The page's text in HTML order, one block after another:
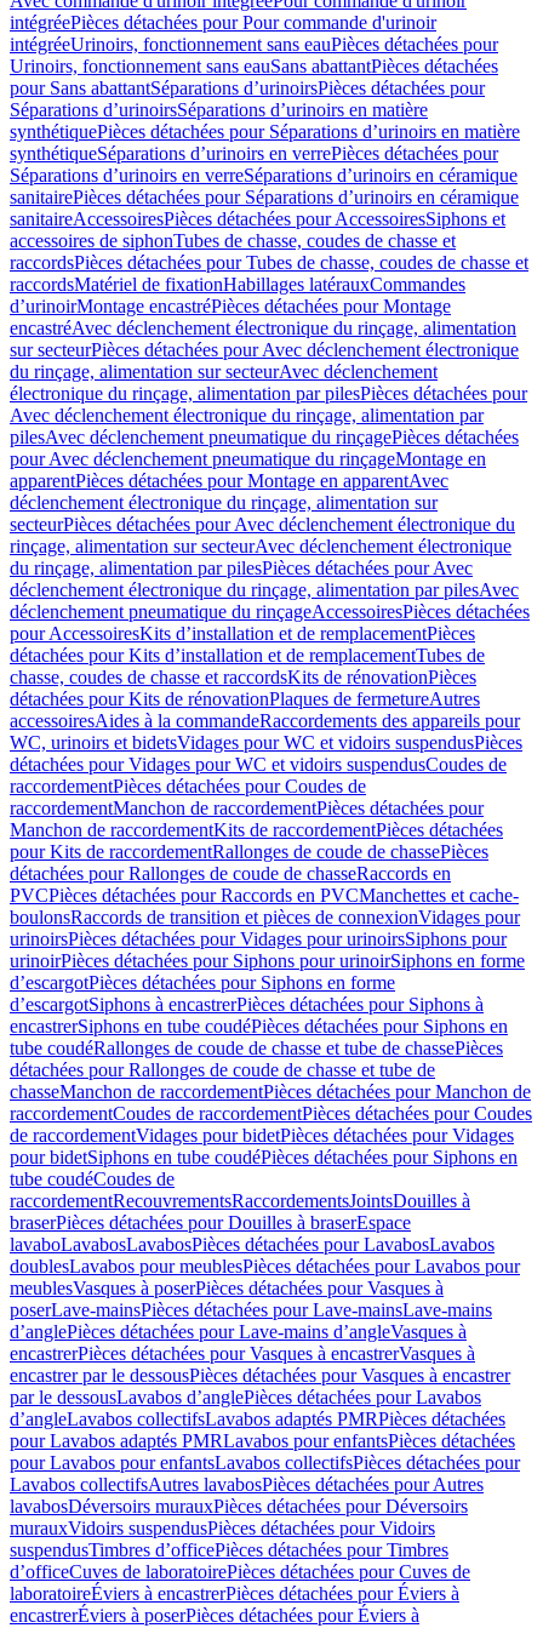
intégréePièces détachées pour Pour commande d'urinoir
intégréeUrinoirs, fonctionnement sans eauPièces détachées pour
Urinoirs, fonctionnement sans eauSans abattantPièces détachées
pour Sans abattantSéparations d’urinoirsPièces détachées pour
Séparations d’urinoirsSéparations d’urinoirs en matière
synthétiquePièces détachées pour Séparations d’urinoirs en matière
synthétiqueSéparations d’urinoirs en verrePièces détachées pour
Séparations d’urinoirs en verreSéparations d’urinoirs en céramique
sanitairePièces détachées pour Séparations d’urinoirs en céramique
sanitaireAccessoiresPièces détachées pour AccessoiresSiphons et
accessoires de siphonTubes de chasse, coudes de chasse et
raccordsPièces détachées pour Tubes de chasse, coudes de chasse et
raccordsMatériel de fixationHabillages latérauxCommandes
dʼurinoirMontage encastréPièces détachées pour Montage
encastréAvec déclenchement électronique du rinçage, alimentation
sur secteurPièces détachées pour Avec déclenchement électronique
du rinçage, alimentation sur secteurAvec déclenchement
électronique du rinçage, alimentation par pilesPièces détachées pour
Avec déclenchement électronique du rinçage, alimentation par
pilesAvec déclenchement pneumatique du rinçagePièces détachées
pour Avec déclenchement pneumatique du rinçageMontage en
apparentPièces détachées pour Montage en apparentAvec
déclenchement électronique du rinçage, alimentation sur
secteurPièces détachées pour Avec déclenchement électronique du
rinçage, alimentation sur secteurAvec déclenchement électronique
du rinçage, alimentation par pilesPièces détachées pour Avec
déclenchement électronique du rinçage, alimentation par pilesAvec
déclenchement pneumatique du rinçageAccessoiresPièces détachées
pour AccessoiresKits d’installation et de remplacementPièces
détachées pour Kits d’installation et de remplacementTubes de
chasse, coudes de chasse et raccordsKits de rénovationPièces
détachées pour Kits de rénovationPlaques de fermetureAutres
accessoiresAides à la commandeRaccordements des appareils pour
WC, urinoirs et bidetsVidages pour WC et vidoirs suspendusPièces
détachées pour Vidages pour WC et vidoirs suspendusCoudes de
raccordementPièces détachées pour Coudes de
raccordementManchon de raccordementPièces détachées pour
Manchon de raccordementKits de raccordementPièces détachées
pour Kits de raccordementRallonges de coude de chassePièces
détachées pour Rallonges de coude de chasseRaccords en
PVCPièces détachées pour Raccords en PVCManchettes et cache-
boulonsRaccords de transition et pièces de connexionVidages pour
urinoirsPièces détachées pour Vidages pour urinoirsSiphons pour
urinoirPièces détachées pour Siphons pour urinoirSiphons en forme
d’escargotPièces détachées pour Siphons en forme
d’escargotSiphons à encastrerPièces détachées pour Siphons à
encastrerSiphons en tube coudéPièces détachées pour Siphons en
tube coudéRallonges de coude de chasse et tube de chassePièces
détachées pour Rallonges de coude de chasse et tube de
chasseManchon de raccordementPièces détachées pour Manchon de
raccordementCoudes de raccordementPièces détachées pour Coudes
de raccordementVidages pour bidetPièces détachées pour Vidages
pour bidetSiphons en tube coudéPièces détachées pour Siphons en
tube coudéCoudes de
raccordementRecouvrementsRaccordementsJointsDouilles à
braserPièces détachées pour Douilles à braserEspace
lavaboLavabosLavabosPièces détachées pour LavabosLavabos
doublesLavabos pour meublesPièces détachées pour Lavabos pour
meublesVasques à poserPièces détachées pour Vasques à
poserLave-mainsPièces détachées pour Lave-mainsLave-mains
d’anglePièces détachées pour Lave-mains d’angleVasques à
encastrerPièces détachées pour Vasques à encastrerVasques à
encastrer par le dessousPièces détachées pour Vasques à encastrer
par le dessousLavabos d’anglePièces détachées pour Lavabos
d’angleLavabos collectifsLavabos adaptés PMRPièces détachées
pour Lavabos adaptés PMRLavabos pour enfantsPièces détachées
pour Lavabos pour enfantsLavabos collectifsPièces détachées pour
Lavabos collectifsAutres lavabosPièces détachées pour Autres
lavabosDéversoirs murauxPièces détachées pour Déversoirs
murauxVidoirs suspendusPièces détachées pour Vidoirs
suspendusTimbres dʼofficePièces détachées pour Timbres
dʼofficeCuves de laboratoirePièces détachées pour Cuves de
laboratoireÉviers à encastrerPièces détachées pour Éviers à
encastrerÉviers à poserPièces détachées pour Éviers à